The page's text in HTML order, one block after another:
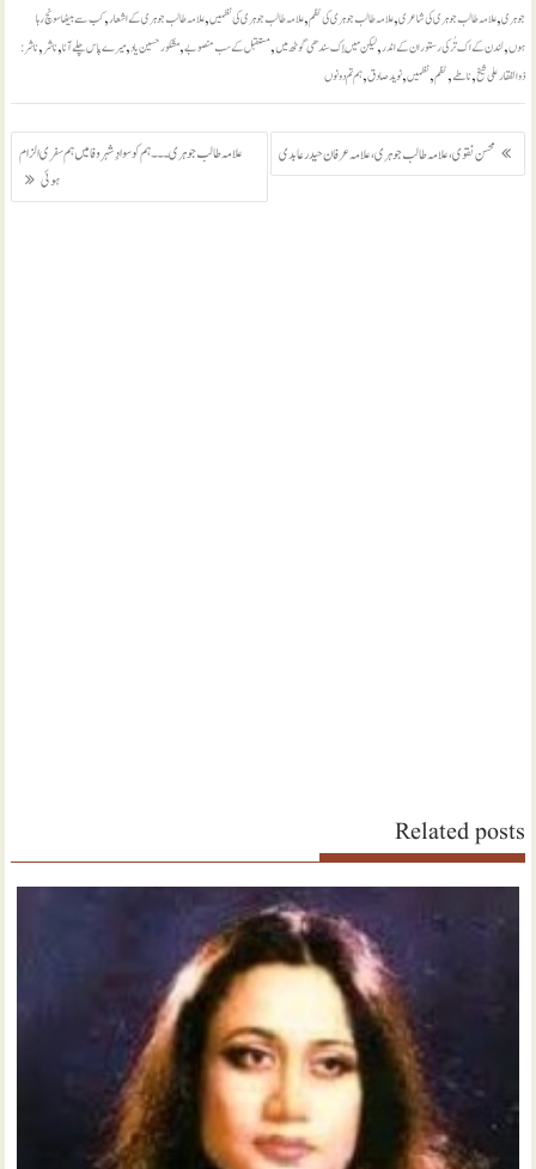
جوہری,علامہ طالب جوہری کی شاعری,علامہ طالب جوہری کی نظم,علامہ طالب جوہری کی نظمیں,علامہ طالب جوہری کے اشعار,کب سے بیٹھا سونچ رہا
ہوں,لندن کے اک تُرکی رستوران کے اندر,لیکن مَیں اِک سندھی گوٹھ میں,مستقبل کے سب منصوبے,مشکور حسین یاد,میرے پاس چلے آنا,ناشر,ناشر:
ذوالفقار علی شیخ,ناطے,نظم,نظمیں,نوید صادق,ہم تم دونوں
پوسٹوں
کی
محسن نقوی، علامہ طالب جوہری، علامہ عرفان حیدر عابدی
علامہ طالب جوہری ۔۔۔ ہم کو سوادِ شہر وفا میں ہم سفری الزام
ہوئی
Related posts